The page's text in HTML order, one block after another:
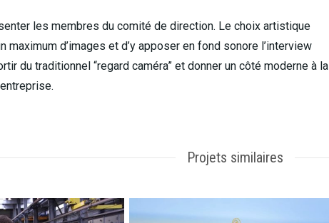
les membres du comité de direction. Le choix artistique
maximum d’images et d’y apposer en fond sonore l’interview
du traditionnel “regard caméra” et donner un côté moderne à la
Projets similaires